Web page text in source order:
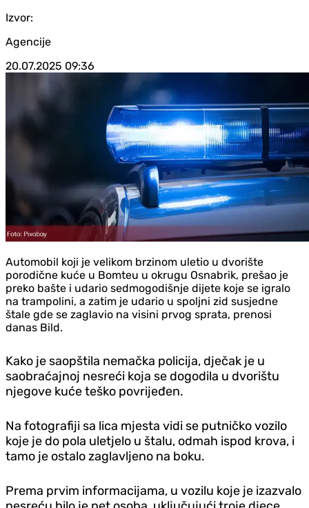
Izvor:
Agencije
20.07.2025 09:36
Automobil koji je velikom brzinom uletio u dvorište
porodične kuće u Bomteu u okrugu Osnabrik, prešao je
preko bašte i udario sedmogodišnje dijete koje se igralo
na trampolini, a zatim je udario u spoljni zid susjedne
štale gde se zaglavio na visini prvog sprata, prenosi
danas Bild.
Kako je saopštila nemačka policija, dječak je u
saobraćajnoj nesreći koja se dogodila u dvorištu
njegove kuće teško povrijeđen.
Na fotografiji sa lica mjesta vidi se putničko vozilo
koje je do pola uletjelo u štalu, odmah ispod krova, i
tamo je ostalo zaglavljeno na boku.
Prema prvim informacijama, u vozilu koje je izazvalo